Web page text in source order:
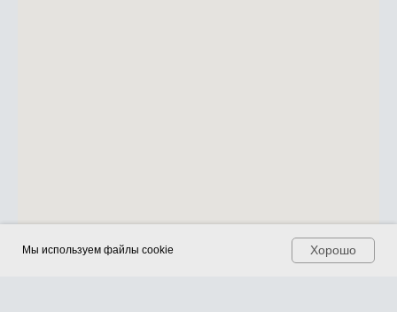
Мы используем файлы cookie Хорошо
Мы используем файлы cookie Хорошо